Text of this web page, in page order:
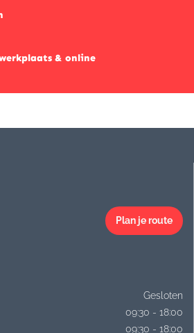
& online
Plan je route
Gesloten
09:30 - 18:00
09:30 - 18:00